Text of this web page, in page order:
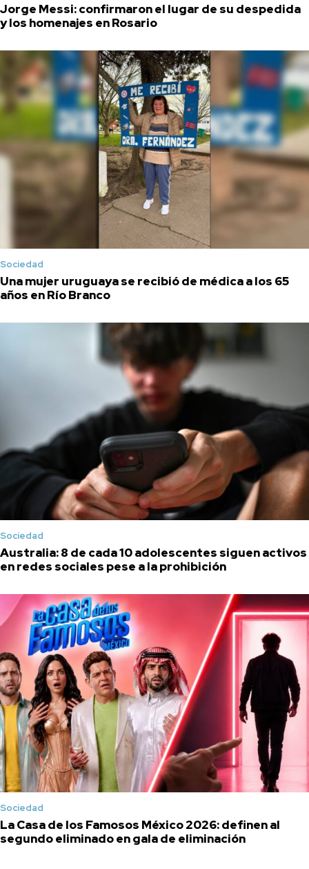
Jorge Messi: confirmaron el lugar de su despedida
y los homenajes en Rosario
Sociedad
Una mujer uruguaya se recibió de médica a los 65
años en Río Branco
Sociedad
Australia: 8 de cada 10 adolescentes siguen activos
en redes sociales pese a la prohibición
Sociedad
La Casa de los Famosos México 2026: definen al
segundo eliminado en gala de eliminación